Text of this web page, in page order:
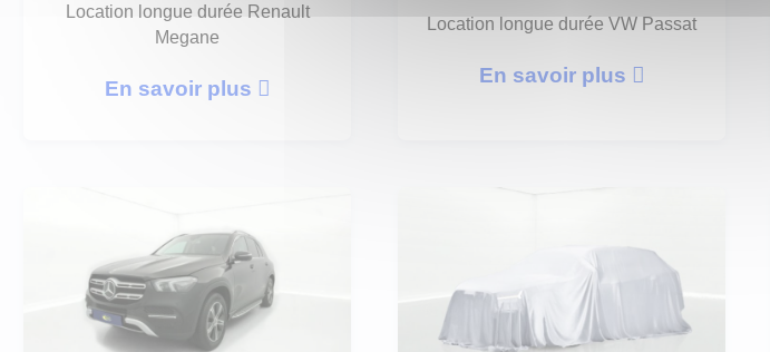
Location longue durée Renault
Megane
En savoir plus
Location longue durée VW Passat
En savoir plus